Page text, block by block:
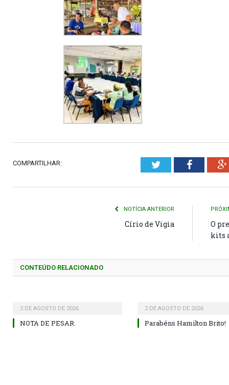
COMPARTILHAR: Twitter
NOTÍCIA ANTERIOR
Círio de Vigia
O
kits
CONTEÚDO RELACIONADO
2 DE AGOSTO DE 2026
NOTA DE PESAR.
2 DE AGOSTO DE 2026
Parabéns Hamilton Brito!